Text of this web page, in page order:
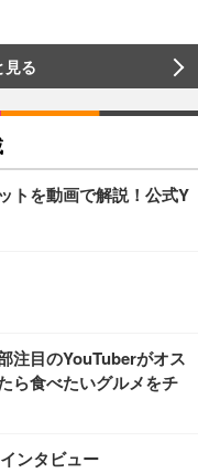
見る
トを動画で解説！公式Y
注目のYouTuberがオス
ら食べたいグルメをチ
ンタビュー